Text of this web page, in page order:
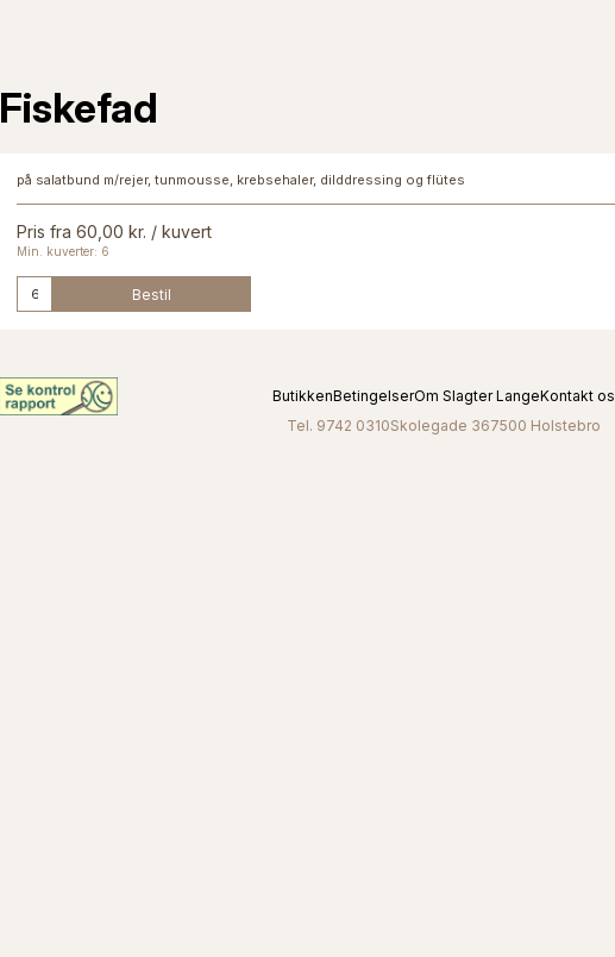
Fiskefad
på salatbund m/rejer, tunmousse, krebsehaler, dilddressing og flütes
Pris fra 60,00 kr. / kuvert
Min. kuverter: 6
Bestil
ButikkenBetingelserOm Slagter LangeKontakt os
Tel. 9742 0310Skolegade 367500 Holstebro